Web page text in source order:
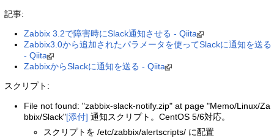
記事:
Zabbix 3.2で障害時にSlack通知させる - Qiita
Zabbix3.0から追加されたパラメータを使ってSlackに通知を送る
- Qiita
ZabbixからSlackに通知を送る - Qiita
スクリプト:
File not found: "zabbix-slack-notify.zip" at page "Memo/Linux/Za
bbix/Slack"[添付] 通知スクリプト。CentOS 5/6対応。
スクリプトを /etc/zabbix/alertscripts/ に配置